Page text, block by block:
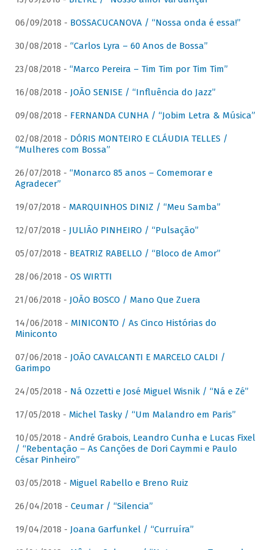
06/09/2018 - BOSSACUCANOVA / “Nossa onda é essa!”
30/08/2018 - “Carlos Lyra – 60 Anos de Bossa”
23/08/2018 - “Marco Pereira – Tim Tim por Tim Tim”
16/08/2018 - JOÃO SENISE / “Influência do Jazz”
09/08/2018 - FERNANDA CUNHA / “Jobim Letra & Música”
02/08/2018 - DÓRIS MONTEIRO E CLÁUDIA TELLES /
“Mulheres com Bossa”
26/07/2018 - “Monarco 85 anos – Comemorar e
Agradecer”
19/07/2018 - MARQUINHOS DINIZ / “Meu Samba”
12/07/2018 - JULIÃO PINHEIRO / “Pulsação”
05/07/2018 - BEATRIZ RABELLO / “Bloco de Amor”
28/06/2018 - OS WIRTTI
21/06/2018 - JOÃO BOSCO / Mano Que Zuera
14/06/2018 - MINICONTO / As Cinco Histórias do
Miniconto
07/06/2018 - JOÃO CAVALCANTI E MARCELO CALDI /
Garimpo
24/05/2018 - Ná Ozzetti e José Miguel Wisnik / “Ná e Zé”
17/05/2018 - Michel Tasky / “Um Malandro em Paris”
10/05/2018 - André Grabois, Leandro Cunha e Lucas Fixel
/ “Rebentação – As Canções de Dori Caymmi e Paulo
César Pinheiro”
03/05/2018 - Miguel Rabello e Breno Ruiz
26/04/2018 - Ceumar / “Silencia”
19/04/2018 - Joana Garfunkel / “Curruíra”